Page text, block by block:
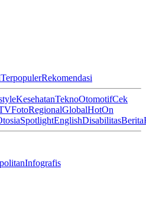
TerpopulerRekomendasi
KesehatanTeknoOtomotifCek
FotoRegionalGlobalHotOn
SpotlightEnglishDisabilitasBerita
Infografis